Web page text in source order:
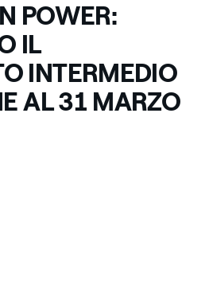
POWER:
IL
INTERMEDIO
AL 31 MARZO